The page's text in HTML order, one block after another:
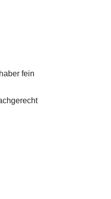
fein